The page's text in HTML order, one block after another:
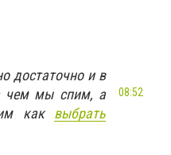
достаточно и в
чем мы спим, а
как выбрать
08:52